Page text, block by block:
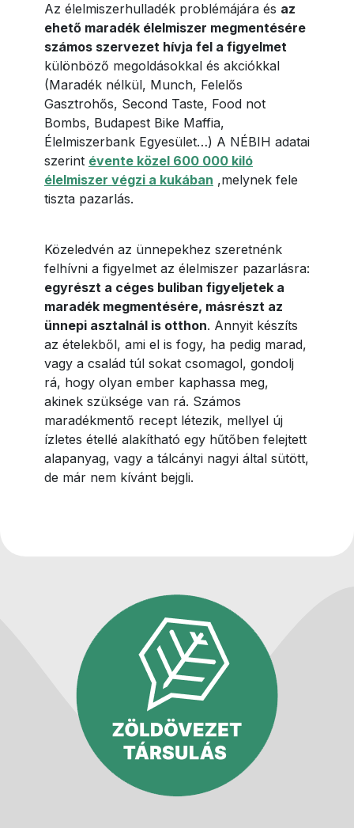
Az élelmiszerhulladék problémájára és az
ehető maradék élelmiszer megmentésére
számos szervezet hívja fel a figyelmet
különböző megoldásokkal és akciókkal
(Maradék nélkül, Munch, Felelős
Gasztrohős, Second Taste, Food not
Bombs, Budapest Bike Maffia,
Élelmiszerbank Egyesület…) A NÉBIH adatai
szerint évente közel 600 000 kiló
élelmiszer végzi a kukában ,melynek fele
tiszta pazarlás.
Közeledvén az ünnepekhez szeretnénk
felhívni a figyelmet az élelmiszer pazarlásra:
egyrészt a céges buliban figyeljetek a
maradék megmentésére, másrészt az
ünnepi asztalnál is otthon. Annyit készíts
az ételekből, ami el is fogy, ha pedig marad,
vagy a család túl sokat csomagol, gondolj
rá, hogy olyan ember kaphassa meg,
akinek szüksége van rá. Számos
maradékmentő recept létezik, mellyel új
ízletes étellé alakítható egy hűtőben felejtett
alapanyag, vagy a tálcányi nagyi által sütött,
de már nem kívánt bejgli.